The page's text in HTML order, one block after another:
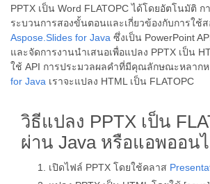
PPTX เป็น Word FLATOPC ได้โดยอัตโนมัติ ก
ระบวนการสองขั้นตอนและเกี่ยวข้องกับการใช้ส
Aspose.Slides for Java ซึ่งเป็น PowerPoint
และจัดการงานนำเสนอเพื่อแปลง PPTX เป็น
ใช้ API การประมวลผลคำที่มีคุณลักษณะหลากห
for Java เราจะแปลง HTML เป็น FLATOPC
วิธีแปลง PPTX เป็น
ผ่าน Java หรือแอพออน
เปิดไฟล์ PPTX โดยใช้คลาส